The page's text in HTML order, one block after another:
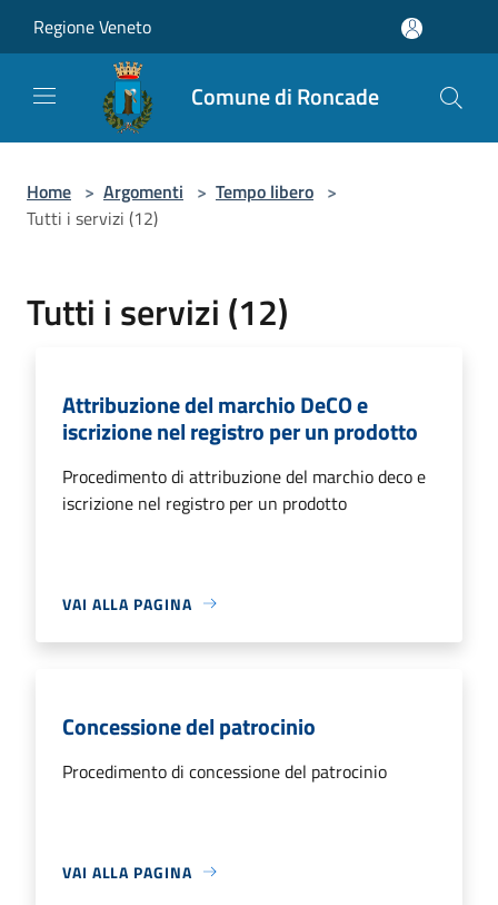
Regione Veneto
Comune di Roncade
Home > Argomenti > Tempo libero >
Tutti i servizi (12)
Tutti i servizi (12)
Attribuzione del marchio DeCO e
iscrizione nel registro per un prodotto
Procedimento di attribuzione del marchio deco e
iscrizione nel registro per un prodotto
VAI ALLA PAGINA
Concessione del patrocinio
Procedimento di concessione del patrocinio
VAI ALLA PAGINA